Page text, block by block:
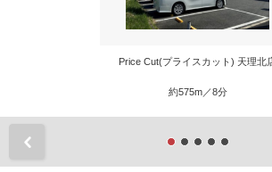
Price Cut(プライスカット) 天理北
約575m／8分